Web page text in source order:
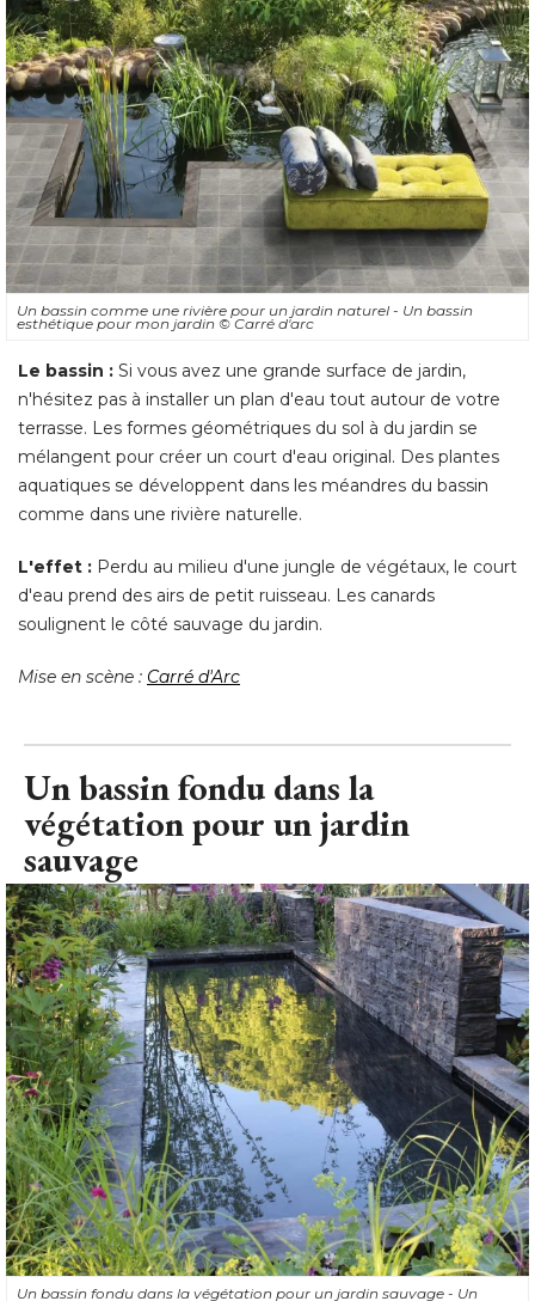
Un bassin comme une rivière pour un jardin naturel - Un bassin
esthétique pour mon jardin © Carré d'arc
Le bassin : Si vous avez une grande surface de jardin,
n'hésitez pas à installer un plan d'eau tout autour de votre
terrasse. Les formes géométriques du sol à du jardin se
mélangent pour créer un court d'eau original. Des plantes
aquatiques se développent dans les méandres du bassin
comme dans une rivière naturelle.
L'effet : Perdu au milieu d'une jungle de végétaux, le court
d'eau prend des airs de petit ruisseau. Les canards
soulignent le côté sauvage du jardin.
Mise en scène : Carré d'Arc
Un bassin fondu dans la
végétation pour un jardin
sauvage
Un bassin fondu dans la végétation pour un jardin sauvage - Un